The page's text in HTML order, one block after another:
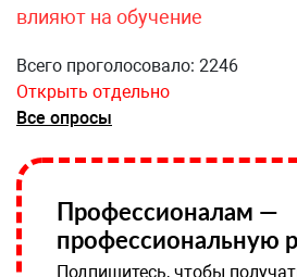
влияют на обучение
Всего проголосовало: 2246
Открыть отдельно
Все опросы
Профессионалам —
профессиональную
Подпишитесь, чтобы